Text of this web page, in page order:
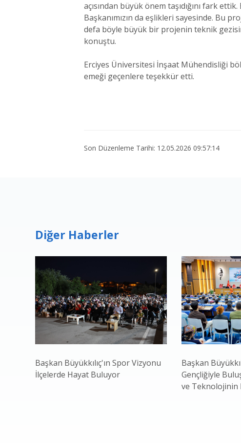
açısından büyük önem taşıdığını fark
Başkanımızın da eşlikleri sayesinde. Bu
defa böyle büyük bir projenin teknik
konuştu.
Erciyes Üniversitesi İnşaat Mühendisliği
emeği geçenlere teşekkür etti.
Son Düzenleme Tarihi: 12.05.2026 09:57:14
Diğer Haberler
Başkan Büyükkılıç'ın Spor Vizyonu
İlçelerde Hayat Buluyor
Başkan
Gençliğiyle
ve Teknolojinin